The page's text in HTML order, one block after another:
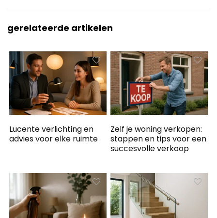
gerelateerde artikelen
Lucente verlichting en
advies voor elke ruimte
Zelf je woning verkopen:
stappen en tips voor een
succesvolle verkoop